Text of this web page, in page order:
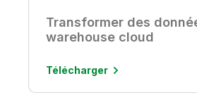
Transformer des
warehouse cloud
Télécharger